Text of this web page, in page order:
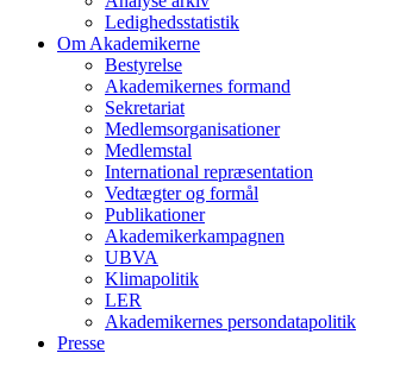
Ledighedsstatistik
Om Akademikerne
Bestyrelse
Akademikernes formand
Sekretariat
Medlemsorganisationer
Medlemstal
International repræsentation
Vedtægter og formål
Publikationer
Akademikerkampagnen
UBVA
Klimapolitik
LER
Akademikernes persondatapolitik
Presse